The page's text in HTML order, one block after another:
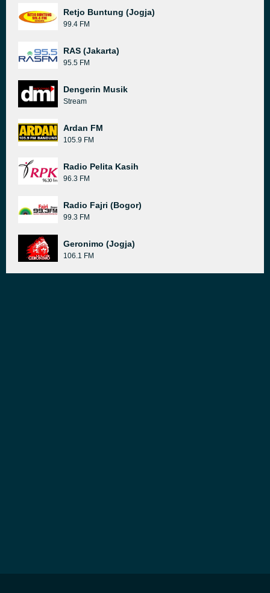
Retjo Buntung (Jogja)
99.4 FM
RAS (Jakarta)
95.5 FM
Dengerin Musik
Stream
Ardan FM
105.9 FM
Radio Pelita Kasih
96.3 FM
Radio Fajri (Bogor)
99.3 FM
Geronimo (Jogja)
106.1 FM